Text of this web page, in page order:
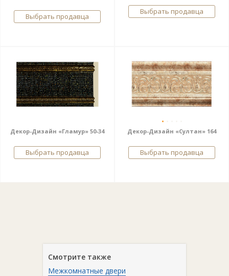
Выбрать продавца
Выбрать продавца
Декор-Дизайн «Гламур» 50-34
Выбрать продавца
Декор-Дизайн «Султан» 164
Выбрать продавца
Смотрите также
Межкомнатные двери